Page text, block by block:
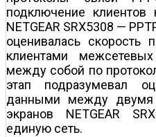
подключение
NETGEAR SRX5308 —
оценивалась
клиентами
между собой по
этап подразумевал
данными между двумя
экранов NETGEAR
единую сеть.